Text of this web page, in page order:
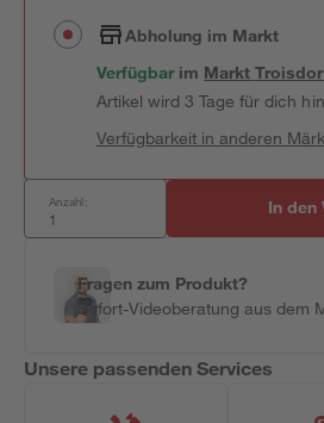
Abholung im Markt
Verfügbar im Markt
Artikel wird 3 Tage für dich
Verfügbarkeit in anderen
Anzahl: In den
Fragen zum Produkt?
Sofort-Videoberatung aus dem
Unsere passenden Services